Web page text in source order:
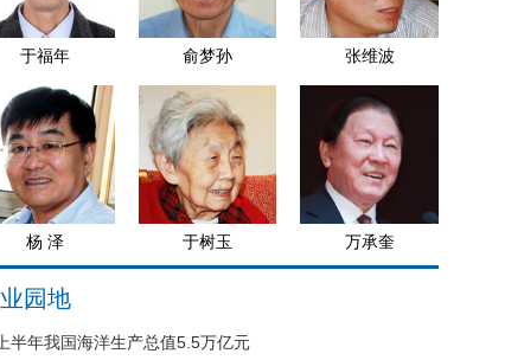
于福年 俞梦孙 张维波
杨 泽 于树玉 万承奎
园地
上半年我国海洋生产总值5.5万亿元